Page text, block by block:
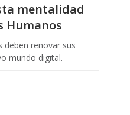
mentalidad
Humanos
deben renovar sus
mundo digital.